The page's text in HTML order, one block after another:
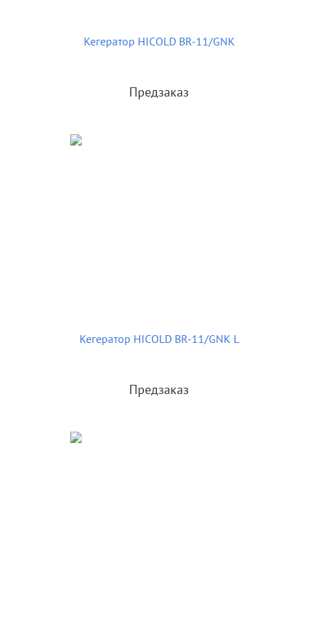
Кегератор HICOLD BR-11/GNK
Предзаказ
Кегератор HICOLD BR-11/GNK L
Предзаказ